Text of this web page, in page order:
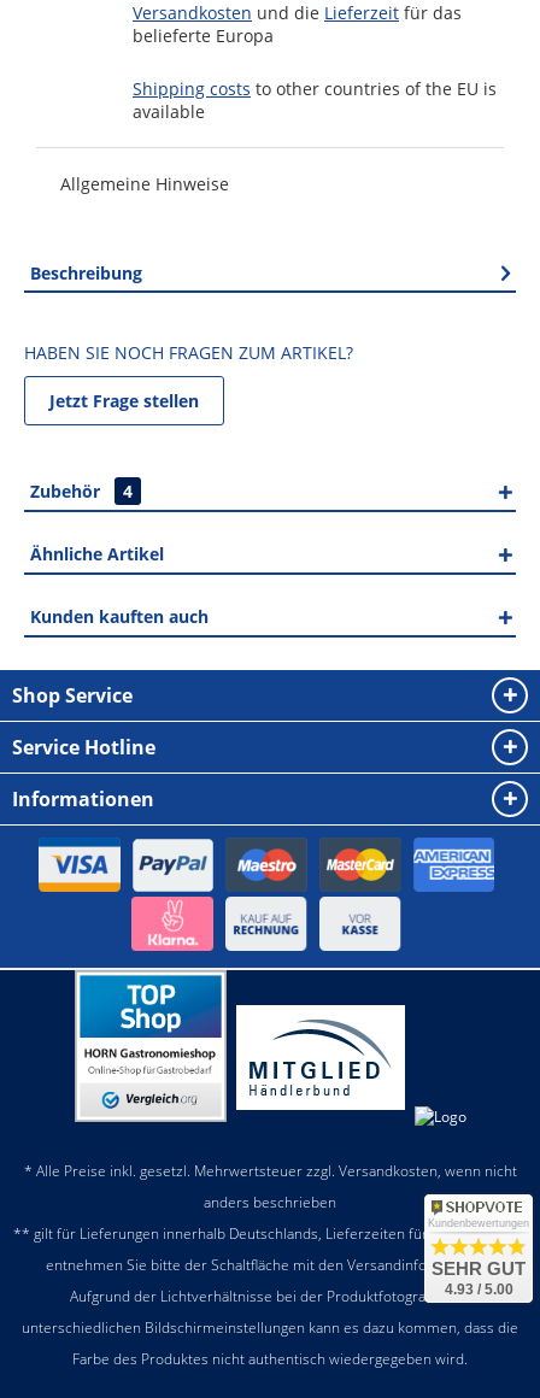
Versandkosten und die Lieferzeit für das
belieferte Europa
Shipping costs to other countries of the EU is
available
Allgemeine Hinweise
Beschreibung
HABEN SIE NOCH FRAGEN ZUM ARTIKEL?
Jetzt Frage stellen
Zubehör 4
Ähnliche Artikel
Kunden kauften auch
Shop Service
Service Hotline
Informationen
* Alle Preise inkl. gesetzl. Mehrwertsteuer zzgl. Versandkosten, wenn nicht
anders beschrieben
** gilt für Lieferungen innerhalb Deutschlands, Lieferzeiten für andere Länder
entnehmen Sie bitte der Schaltfläche mit den Versandinformationen
Aufgrund der Lichtverhältnisse bei der Produktfotografie und
unterschiedlichen Bildschirmeinstellungen kann es dazu kommen, dass die
Farbe des Produktes nicht authentisch wiedergegeben wird.
Kundenbewertungen
SEHR GUT
4.93 / 5.00